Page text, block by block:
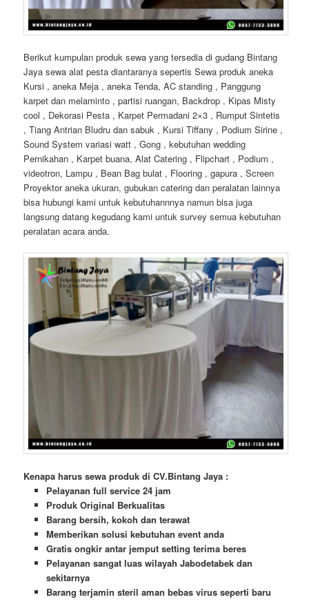
Berikut kumpulan produk sewa yang tersedia di gudang Bintang
Jaya sewa alat pesta diantaranya sepertis Sewa produk aneka
Kursi , aneka Meja , aneka Tenda, AC standing , Panggung
karpet dan melaminto , partisi ruangan, Backdrop , Kipas Misty
cool , Dekorasi Pesta , Karpet Permadani 2×3 , Rumput Sintetis
, Tiang Antrian Bludru dan sabuk , Kursi Tiffany , Podium Sirine ,
Sound System variasi watt , Gong , kebutuhan wedding
Pernikahan , Karpet buana, Alat Catering , Flipchart , Podium ,
videotron, Lampu , Bean Bag bulat , Flooring , gapura , Screen
Proyektor aneka ukuran, gubukan catering dan peralatan lainnya
bisa hubungi kami untuk kebutuhannnya namun bisa juga
langsung datang kegudang kami untuk survey semua kebutuhan
peralatan acara anda.
Kenapa harus sewa produk di CV.Bintang Jaya :
Pelayanan full service 24 jam
Produk Original Berkualitas
Barang bersih, kokoh dan terawat
Memberikan solusi kebutuhan event anda
Gratis ongkir antar jemput setting terima beres
Pelayanan sangat luas wilayah Jabodetabek dan
sekitarnya
Barang terjamin steril aman bebas virus seperti baru